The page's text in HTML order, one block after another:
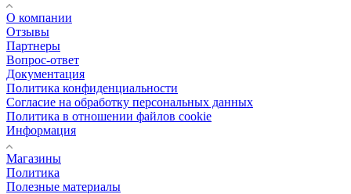
О компании
Отзывы
Партнеры
Вопрос-ответ
Документация
Политика конфиденциальности
Согласие на обработку персональных данных
Политика в отношении файлов cookie
Информация
Магазины
Политика
Полезные материалы